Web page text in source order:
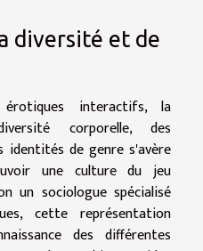
diversité et de
interactifs, la
corporelle, des
identités de genre s'avère
une culture du jeu
un sociologue spécialisé
cette représentation
des différentes